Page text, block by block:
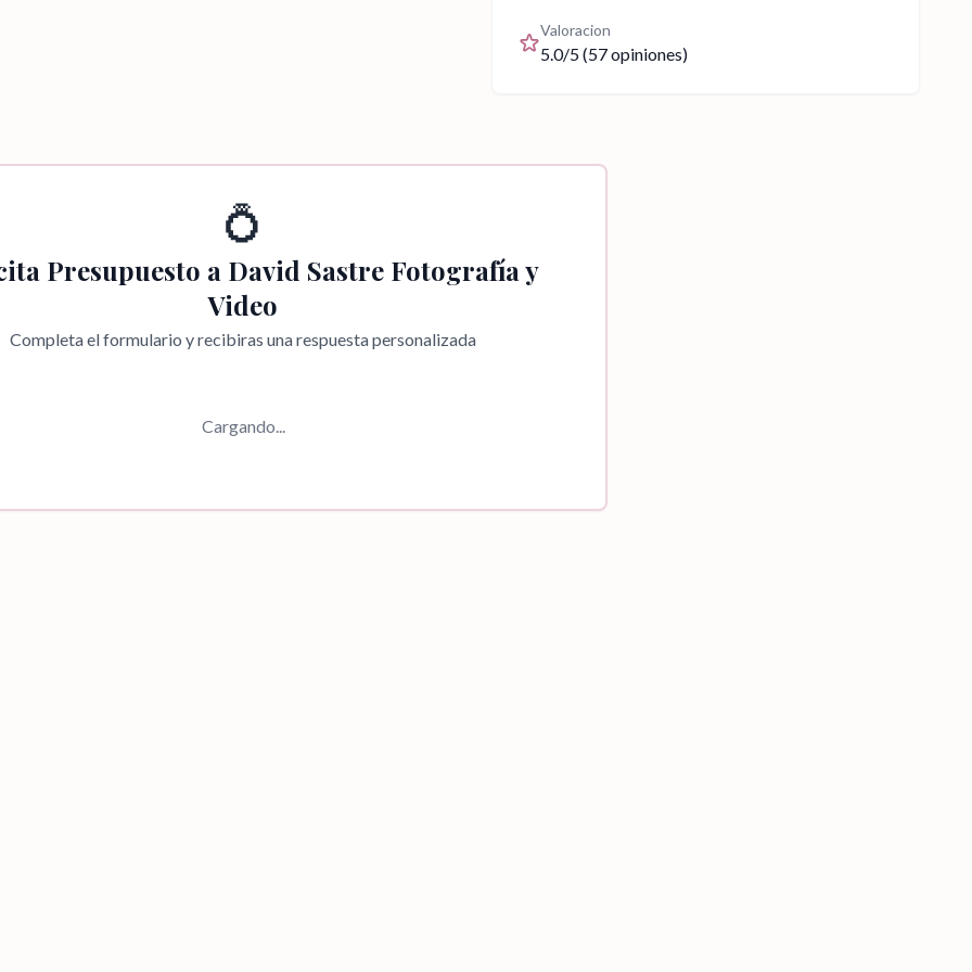
Valoracion
5.0/5 (57opiniones)
💍
Presupuesto a David Sastre Fotografía y
Video
Completa el formulario y recibiras una respuesta personalizada
Cargando...